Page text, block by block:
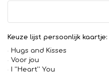
Keuze lijst persoonlijk kaartje:
Hugs and Kisses
Voor jou
I ''Heart'' You